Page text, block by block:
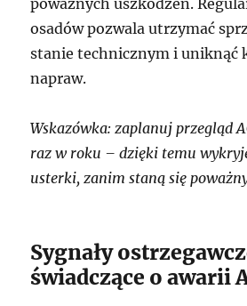
poważnych uszkodzeń.
osadów pozwala utrzymać
stanie technicznym i uniknąć
napraw.
Wskazówka: zaplanuj przegląd
raz w roku – dzięki temu
usterki, zanim staną się
Sygnały
świadczące o awarii